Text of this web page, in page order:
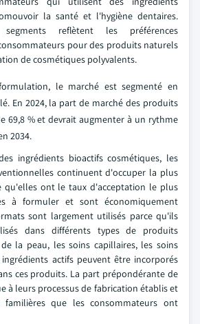
la santé et l'hygiène dentaires.
segments reflètent les préférences
pour des produits naturels
de cosmétiques polyvalents.
le marché est segmenté en
En 2024, la part de marché des produits
69,8 % et devrait augmenter à un rythme
2034.
ingrédients bioactifs cosmétiques, les
continuent d'occuper la plus
qu'elles ont le taux d'acceptation le plus
à formuler et sont économiquement
sont largement utilisés parce qu'ils
dans différents types de produits
la peau, les soins capillaires, les soins
actifs peuvent être incorporés
ces produits. La part prépondérante de
à leurs processus de fabrication établis et
que les consommateurs ont